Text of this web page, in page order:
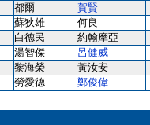
都爾 賀賢
蘇狄雄 何良
白德民 約翰摩亞
湯智傑 呂健威
黎海榮 黃汝安
勞愛德
鄭俊偉